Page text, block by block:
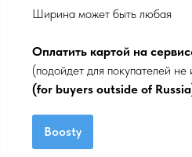
Ширина может быть любая
Оплатить картой на
(подойдет для покупателей
(for buyers outside of
Boosty